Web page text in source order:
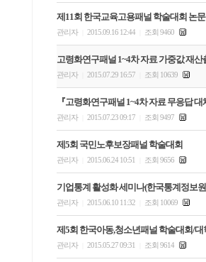
제11회 한국교육고용패널 학술대회 논
관리자 2015.09.16 12:44 조회 9460
고령화연구패널 1~4차 자료 가중값 재
관리자 2015.07.29 16:57 조회 10639
『고령화연구패널 1~4차 자료 무응답
관리자 2015.07.23 09:17 조회 9497
제5회 국민노후보장패널 학술대회
관리자 2015.06.24 10:51 조회 9656
기업통계 활성화 세미나(한국통계정보
관리자 2015.06.10 11:32 조회 10069
제5회 한국아동,청소년패널 학술대회/
관리자 2015.05.27 09:31 조회 9614